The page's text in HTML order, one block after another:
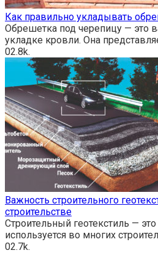
Как правильно укладывать
Обрешетка под черепицу — это
укладке кровли. Она
02.8k.
Важность строительного
строительстве
Строительный геотекстиль —
используется во многих
02.7k.